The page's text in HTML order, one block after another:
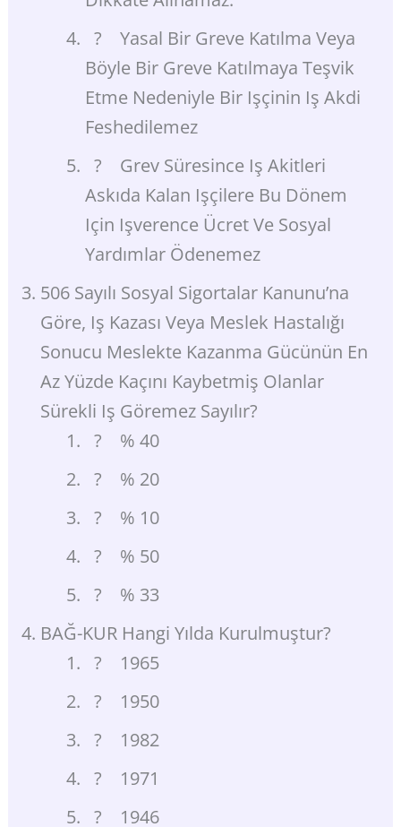
? Yasal Bir Greve Katılma Veya
Böyle Bir Greve Katılmaya Teşvik
Etme Nedeniyle Bir Işçinin Iş Akdi
Feshedilemez
? Grev Süresince Iş Akitleri
Askıda Kalan Işçilere Bu Dönem
Için Işverence Ücret Ve Sosyal
Yardımlar Ödenemez
506 Sayılı Sosyal Sigortalar Kanunu’na
Göre, Iş Kazası Veya Meslek Hastalığı
Sonucu Meslekte Kazanma Gücünün En
Az Yüzde Kaçını Kaybetmiş Olanlar
Sürekli Iş Göremez Sayılır?
? % 40
? % 20
? % 10
? % 50
? % 33
BAĞ-KUR Hangi Yılda Kurulmuştur?
? 1965
? 1950
? 1982
? 1971
? 1946